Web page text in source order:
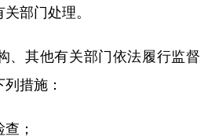
部门处理。
其他有关部门依法履行监督
措施：
；